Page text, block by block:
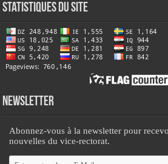
Statistiques du site
Newsletter
Abonnez-vous à la newsletter pour
nouvelles du vice-rectorat.